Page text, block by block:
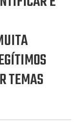
TEMAS